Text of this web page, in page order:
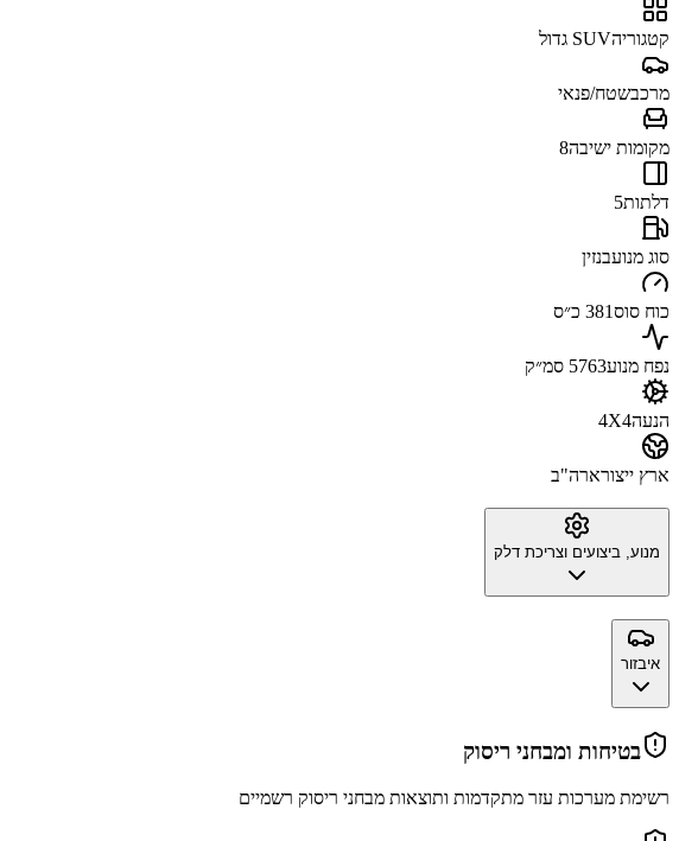
קטגוריהSUV גדול
מרכבשטח/פנאי
מקומות ישיבה8
דלתות5
סוג מנועבנזין
כוח סוס381 כ״ס
נפח מנוע5763 סמ״ק
הנעה4X4
ארץ ייצורארה"ב
מנוע, ביצועים וצריכת דלק
איבזור
בטיחות ומבחני ריסוק
רשימת מערכות עזר מתקדמות ותוצאות מבחני ריסוק רשמיים